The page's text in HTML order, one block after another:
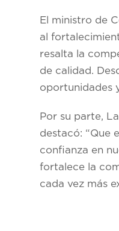
El ministro de
al
resalta la
de calidad.
oportunidades
Por su parte,
destacó: “Que
confianza en
fortalece la
cada vez más